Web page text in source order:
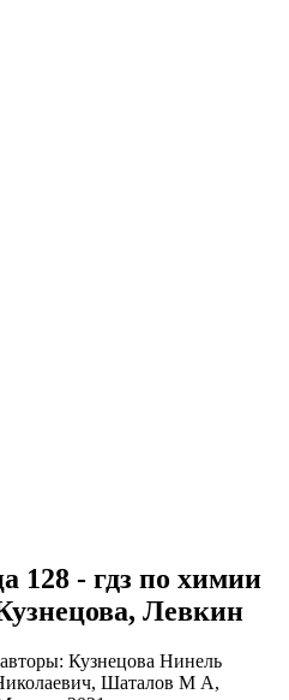
128 - гдз по химии
Левкин